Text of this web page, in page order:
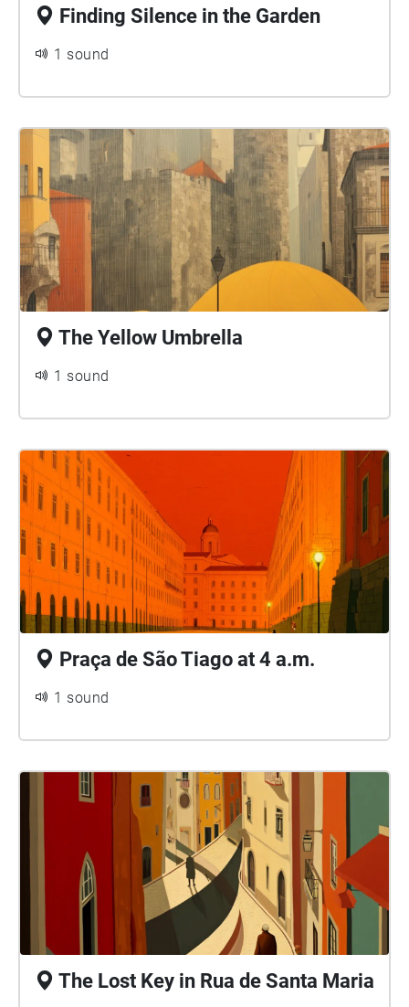
Finding Silence in the Garden
1 sound
The Yellow Umbrella
1 sound
Praça de São Tiago at 4 a.m.
1 sound
The Lost Key in Rua de Santa Maria